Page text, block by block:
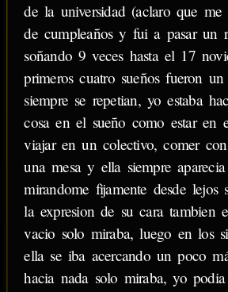
de la universidad (aclaro que
de cumpleaños y fui a pasar un
soñando 9 veces hasta el 17
primeros cuatro sueños fueron
siempre se repetian, yo estaba
cosa en el sueño como estar en
viajar en un colectivo, comer
una mesa y ella siempre
mirandome fijamente desde lejos
la expresion de su cara tambien
vacio solo miraba, luego en los
ella se iba acercando un poco
hacia nada solo miraba, yo